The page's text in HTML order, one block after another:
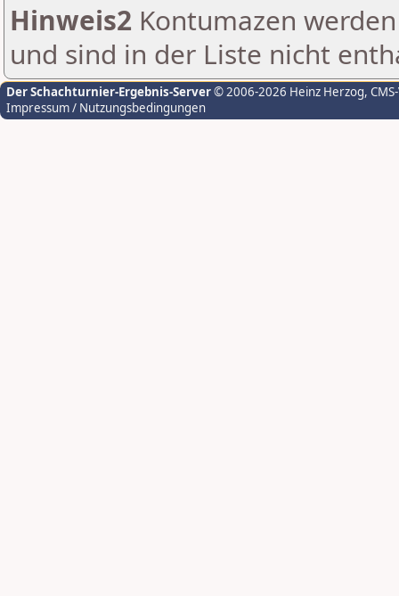
Hinweis2 Kontumazen
und sind in der Liste nicht
Der Schachturnier-Ergebnis-Server© 2006-2026 Heinz Herzog,
Impressum / Nutzungsbedingungen